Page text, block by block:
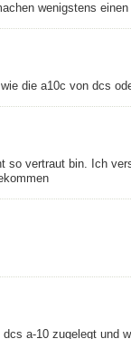
wenigstens
die a10c von dcs
so vertraut bin. Ich
a-10 zugelegt und